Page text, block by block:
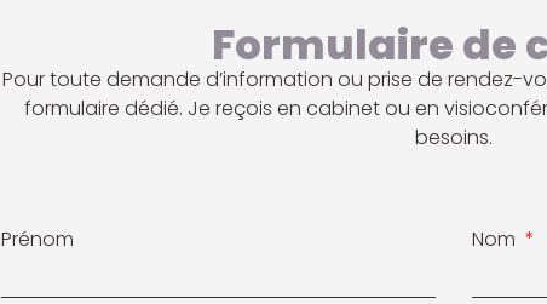
Formulaire de
Pour toute demande d’information ou prise de rendez-
formulaire dédié. Je reçois en cabinet ou en
besoins.
Prénom Nom